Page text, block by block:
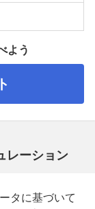
よう
レーション
タに基づいて